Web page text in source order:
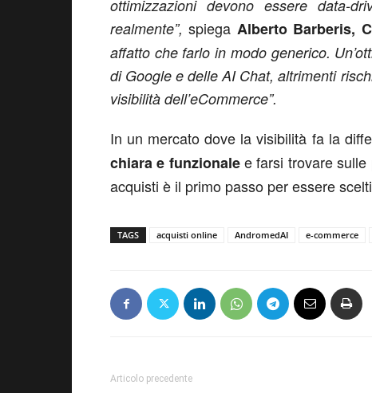
ottimizzazioni devono essere data-
realmente”,spiega Alberto Barberis,
affatto che farlo in modo generico.
di Google e delle AI Chat, altrimenti
visibilità dell’eCommerce”.
In un mercato dove la visibilità fa la
chiara e funzionalee farsi trovare sulle
acquisti è il primo passo per essere
TAGS acquisti online AndromedAI e-commerce
Articolo precedente